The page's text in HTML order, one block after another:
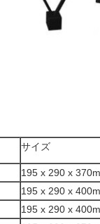
サイズ
195 x 290 x
195 x 290 x
195 x 290 x